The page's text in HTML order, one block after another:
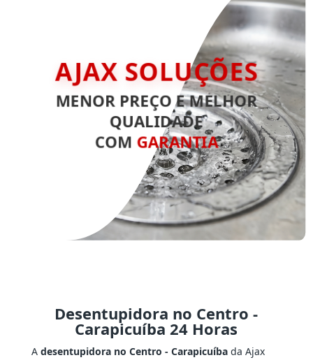
AJAX SOLUÇÕES
MENOR PREÇO E MELHOR
QUALIDADE
COM GARANTIA
Desentupidora no Centro -
Carapicuíba 24 Horas
A desentupidora no Centro - Carapicuíbada Ajax